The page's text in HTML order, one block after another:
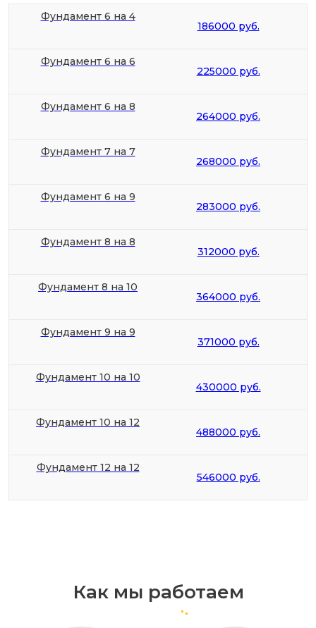
Фундамент 6 на 4
186000 руб.
Фундамент 6 на 6
225000 руб.
Фундамент 6 на 8
264000 руб.
Фундамент 7 на 7
268000 руб.
Фундамент 6 на 9
283000 руб.
Фундамент 8 на 8
312000 руб.
Фундамент 8 на 10
364000 руб.
Фундамент 9 на 9
371000 руб.
Фундамент 10 на 10
430000 руб.
Фундамент 10 на 12
488000 руб.
Фундамент 12 на 12
546000 руб.
Как мы работаем